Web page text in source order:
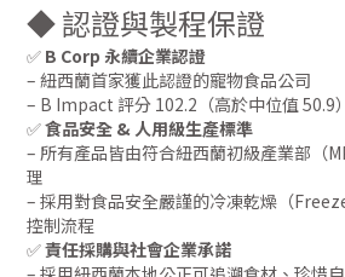
◆ 認證與製程保證
✅ B Corp 永續企業認證
– 紐西蘭首家獲此認證的寵物食品公司
– B Impact 評分 102.2（高於中位值 50.9）
✅食品安全 & 人用級生產標準
– 所有產品皆由符合紐西蘭初級產業部（
理
– 採用對食品安全嚴謹的冷凍乾燥（
控制流程
✅責任採購與社會企業承諾